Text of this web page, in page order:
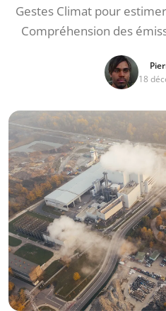
Gestes Climat pour
Compréhension des
18